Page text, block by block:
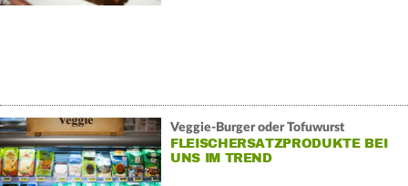
Veggie-Burger oder Tofuwurst
FLEISCHERSATZPRODUKTE BEI
UNS IM TREND